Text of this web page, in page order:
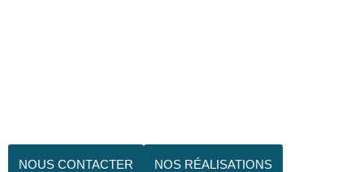
NOUS CONTACTER NOS RÉALISATIONS